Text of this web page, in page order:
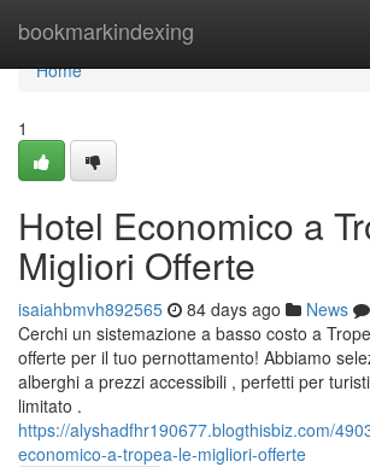
bookmarkindexing
Home
Home
1
Hotel Economico a
Migliori Offerte
isaiahbmvh892565 84 days ago News
Cerchi un sistemazione a basso costo a
offerte per il tuo pernottamento! Abbiamo
alberghi a prezzi accessibili , perfetti per
limitato .
https://alyshadfhr190677.blogthisbiz.com/
economico-a-tropea-le-migliori-offerte